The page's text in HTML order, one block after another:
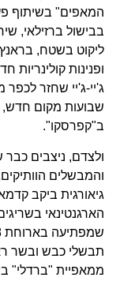
המאפים" בשיתוף
בבישול ברזילאי,
ליקוט בשטח, בראנץ'
ופנינות קולינריות
ג'יי-ג'יי שחזר לכפר
שבועות מקום חדש,
ב"קפרסקו".
ולצדם, ניצבים כבר
והמבשלים
גיאורגית ביקב קדמא,
הארגנטינאי
תבשלי כבש ובשר
ממאפיית "ברדלי"